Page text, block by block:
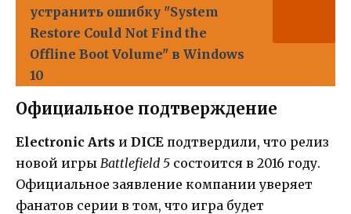
устранить ошибку "System
Restore Could Not Find the
Offline Boot Volume" в Windows
10
Официальное подтверждение
Electronic Arts и DICE подтвердили, что релиз
новой игры Battlefield 5 состоится в 2016 году.
Официальное заявление компании уверяет
фанатов серии в том, что игра будет